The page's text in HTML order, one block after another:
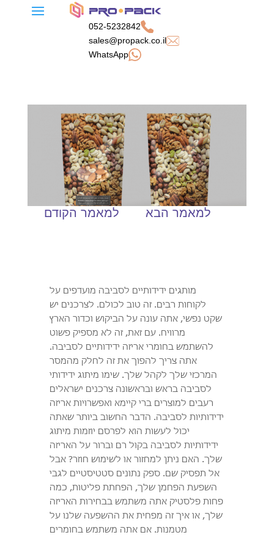
052-5232842
sales@propack.co.il
WhatsApp
מדוע נייר קראפט עדיף
יתרונות לשימוש בשקיות
מותגים ידידותיים לסביבה מועדפים על
לקוחות רבים. זה טוב לכולם. לצרכנים יש
שקט נפשי, אתה עונה על הביקוש וכדור הארץ
מרוויח. עם זאת, זה לא מספיק פשוט
להשתמש בחומרי אריזה ידידותיים לסביבה.
אתה צריך להפוך את זה לחלק מהמסר
המרכזי שלך לקהל שלך. שימו מיתוג ידידותי
לסביבה בראש ובראשונה צרכנים ישראלים
רעבים למוצרים ברי קיימא ואפשרויות אריזה
ידידותיות לסביבה. הדבר החשוב ביותר שאתה
יכול לעשות הוא לפרסם יוזמות מיתוג
ידידותיות לסביבה בקול רם וברור על האריזה
שלך. האם ניתן למחזור או לשימוש חוזר? אבל
אל תפסיק שם. ספק נתונים סטטיסטיים לגבי
השפעת הפחמן שלך, הפחתת פליטות, כמה
פחות פלסטיק אתה משתמש בבחירות האריזה
שלך, או איך זה מפחית את ההשפעה שלנו על
מטמנות. אם אתה משתמש בחומרים